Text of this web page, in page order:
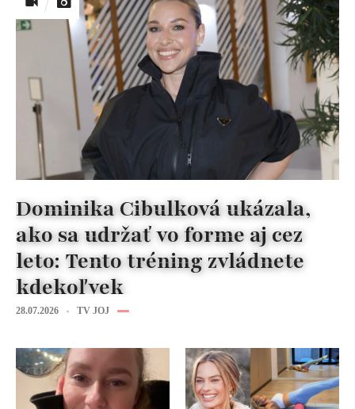
Dominika Cibulková ukázala,
ako sa udržať vo forme aj cez
leto: Tento tréning zvládnete
kdekoľvek
28.07.2026 TV JOJ